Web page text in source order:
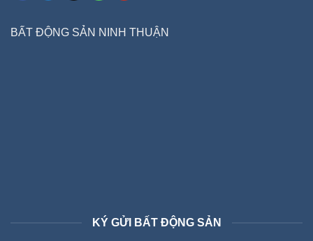
BẤT ĐỘNG SẢN NINH THUẬN
KÝ GỬI BẤT ĐỘNG SẢN